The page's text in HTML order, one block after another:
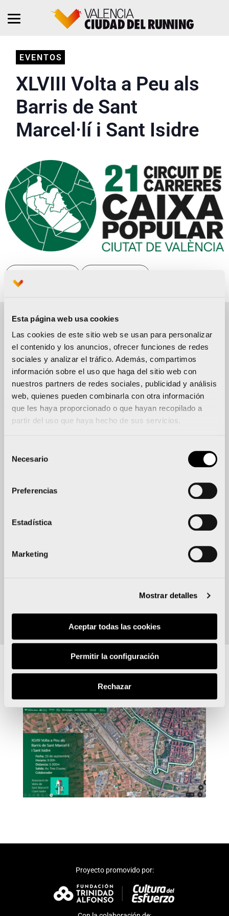
Esta página web usa cookies
Las cookies de este sitio web se usan para personalizar
el contenido y los anuncios, ofrecer funciones de redes
sociales y analizar el tráfico. Además, compartimos
información sobre el uso que haga del sitio web con
nuestros partners de redes sociales, publicidad y análisis
web, quienes pueden combinarla con otra información
que les haya proporcionado o que hayan recopilado a
partir del uso que haya hecho de sus servicios.
Necesario
Preferencias
Estadística
Marketing
Mostrar detalles
Aceptar todas las cookies
Permitir la configuración
Rechazar
EVENTOS
XLVIII Volta a Peu als
Barris de Sant
Marcel·lí i Sant Isidre
Detalles del evento
FECHA
20 septiembre 2026
9:00 am-5:00 pm
UBICACIÓN
DISTANCIA
5.000 metros
FDM Valencia
Proyecto promovido por: